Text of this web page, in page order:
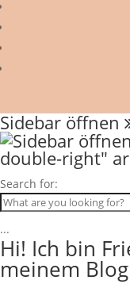
Sidebar öffnen
Search for:
...
Hi! Ich bin
meinem